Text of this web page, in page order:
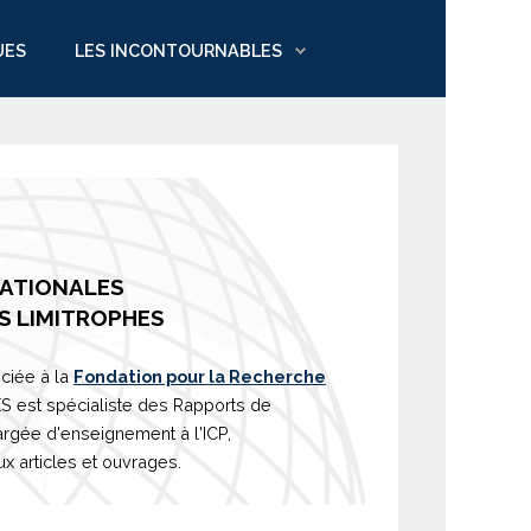
LES INCONTOURNABLES
LIMITROPHES
à la Fondation pour la Recherche
est spécialiste des Rapports de
d'enseignement à l'ICP,
articles et ouvrages.